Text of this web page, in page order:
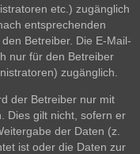
etc.) zugänglich
entsprechenden
Betreiber. Die E-Mail-
nur für den Betreiber
zugänglich.
der Betreiber nur mit
Dies gilt nicht, sofern er
der Daten (z.
ist oder die Daten zur